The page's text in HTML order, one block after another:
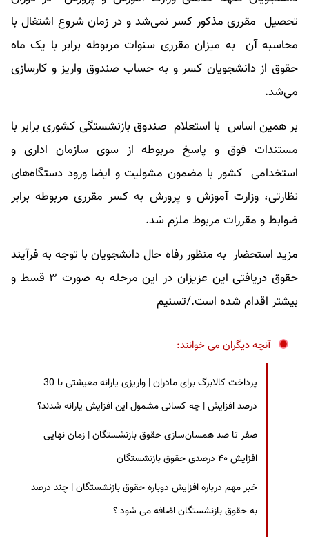
تحصیل مقرری مذکور کسر نمی‌شد و در زمان شروع اشتغال با
محاسبه آن به میزان مقرری سنوات مربوطه برابر با یک ماه
حقوق از دانشجویان کسر و به حساب صندوق واریز و کارسازی
می‌شد.
بر همین اساس با استعلام صندوق بازنشستگی کشوری برابر با
مستندات فوق و پاسخ مربوطه از سوی سازمان اداری و
استخدامی کشور با مضمون مشولیت و ایضا ورود دستگاه‌های
نظارتی، وزارت آموزش و پرورش به کسر مقرری مربوطه برابر
ضوابط و مقررات مربوط ملزم شد.
مزید استحضار به منظور رفاه حال دانشجویان با توجه به فرآیند
حقوق دریافتی این عزیزان در این مرحله به صورت ۳ قسط و
بیشتر اقدام شده است./تسنیم
آنچه دیگران می خوانند:
پرداخت کالابرگ برای مادران | واریزی یارانه معیشتی با 30
درصد افزایش | چه کسانی مشمول این افزایش یارانه شدند؟
صفر تا صد همسان‌سازی حقوق بازنشستگان | زمان نهایی
افزایش ۴۰ درصدی حقوق بازنشستگان
خبر مهم درباره افزایش دوباره حقوق بازنشستگان | چند درصد
به حقوق بازنشستگان اضافه می شود ؟